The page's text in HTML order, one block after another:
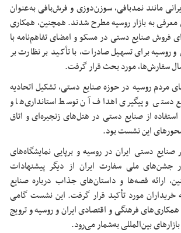
مانند نمدبافی، سوزن‌دوزی و فرش‌بافی به‌عنوان
به بازار روسیه مطرح شدند. همچنین، همکاری
فروش صنایع دستی در مسکو و امضای تفاهم‌نامه با
برای تسهیل صادرات، با تأکید بر نظارت بر
سفارش‌ها، مورد بحث قرار گرفت.
مردم روسیه در حوزه صنایع دستی، تشکیل اتحادیه
دستی و پیگیری اهداف آن توسط استانداری‌ها و
استفاده از صنایع دستی در هتل‌های زنجیره‌ای و اتاق
محورهای این نشست بود.
صنایع دستی ایران در روسیه و برپایی نمایشگاه‌های
جشن‌های ملی سفارت ایران از دیگر پیشنهادات
ارائه قصه‌ها و داستان‌های جذاب درباره صنایع
مورد تأکید قرار گرفت. این نشست گامی
فرهنگی و اقتصادی ایران و روسیه و ترویج
بین‌المللی به‌شمار می‌رود.